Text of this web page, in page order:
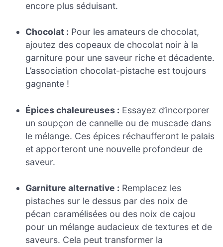
encore plus séduisant.
Chocolat : Pour les amateurs de chocolat,
ajoutez des copeaux de chocolat noir à la
garniture pour une saveur riche et décadente.
L’association chocolat-pistache est toujours
gagnante !
Épices chaleureuses : Essayez d’incorporer
un soupçon de cannelle ou de muscade dans
le mélange. Ces épices réchaufferont le palais
et apporteront une nouvelle profondeur de
saveur.
Garniture alternative : Remplacez les
pistaches sur le dessus par des noix de
pécan caramélisées ou des noix de cajou
pour un mélange audacieux de textures et de
saveurs. Cela peut transformer la